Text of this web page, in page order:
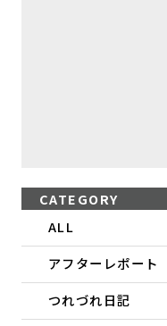
CATEGORY
ALL
アフターレポート
つれづれ日記